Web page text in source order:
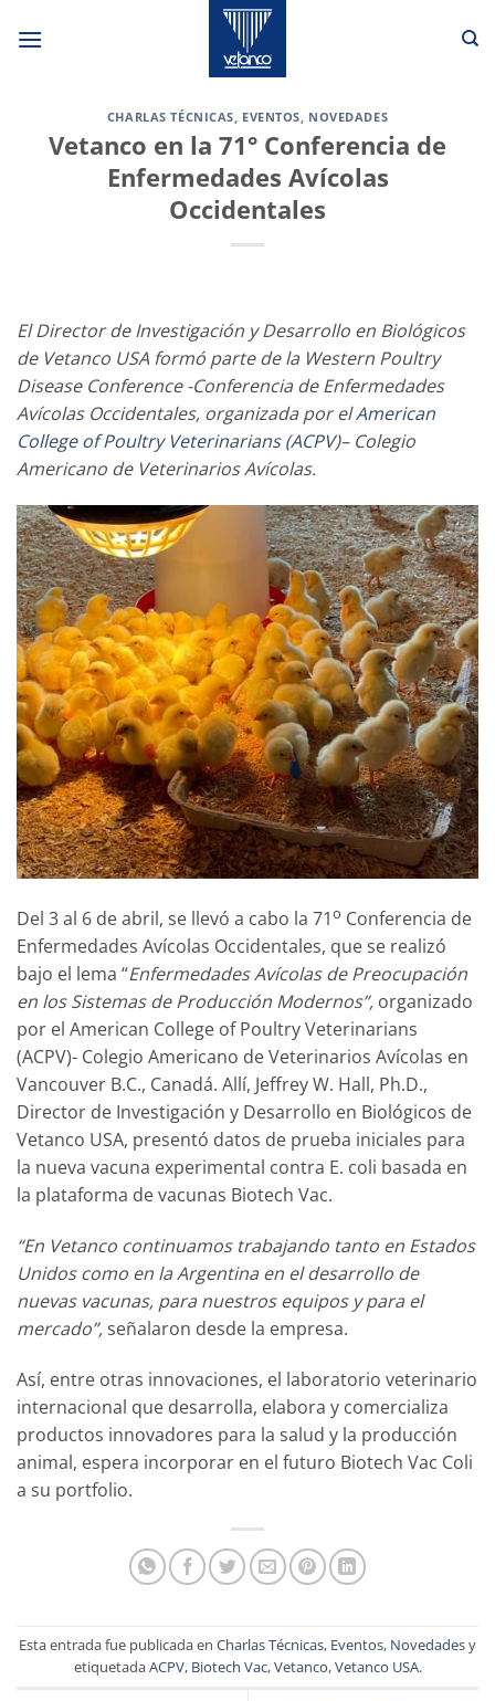
CHARLAS TÉCNICAS, EVENTOS, NOVEDADES
Vetanco en la 71° Conferencia de
Enfermedades Avícolas
Occidentales
El Director de Investigación y Desarrollo en Biológicos
de Vetanco USA formó parte de la Western Poultry
Disease Conference -Conferencia de Enfermedades
Avícolas Occidentales, organizada por elAmerican
College of Poultry Veterinarians (ACPV)– Colegio
Americano de Veterinarios Avícolas.
Del 3 al 6 de abril, se llevó a cabo la 71o Conferencia de
Enfermedades Avícolas Occidentales, que se realizó
bajo el lema “Enfermedades Avícolas de Preocupación
en los Sistemas de Producción Modernos”, organizado
por el American College of Poultry Veterinarians
(ACPV)- Colegio Americano de Veterinarios Avícolas en
Vancouver B.C., Canadá. Allí, Jeffrey W. Hall, Ph.D.,
Director de Investigación y Desarrollo en Biológicos de
Vetanco USA, presentó datos de prueba iniciales para
la nueva vacuna experimental contra E. coli basada en
la plataforma de vacunas Biotech Vac.
“En Vetanco continuamos trabajando tanto en Estados
Unidos como en la Argentina en el desarrollo de
nuevas vacunas, para nuestros equipos y para el
mercado”,señalaron desde la empresa.
Así, entre otras innovaciones, el laboratorio veterinario
internacional que desarrolla, elabora y comercializa
productos innovadores para la salud y la producción
animal, espera incorporar en el futuro Biotech Vac Coli
a su portfolio.
Esta entrada fue publicada en Charlas Técnicas, Eventos, Novedadesy
etiquetadaACPV, Biotech Vac,Vetanco,Vetanco USA.